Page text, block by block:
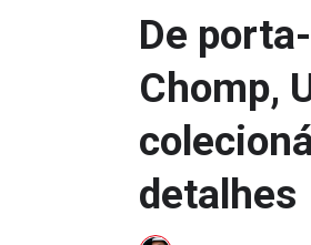
De
Chomp,
detalhes